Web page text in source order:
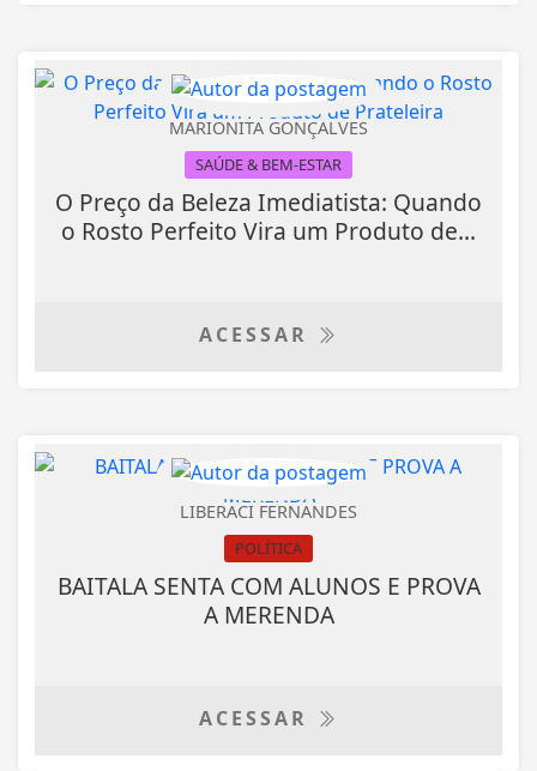
MARIONITA GONÇALVES
SAÚDE & BEM-ESTAR
O Preço da Beleza Imediatista: Quando
o Rosto Perfeito Vira um Produto de...
ACESSAR
LIBERACI FERNANDES
POLÍTICA
BAITALA SENTA COM ALUNOS E PROVA
A MERENDA
ACESSAR